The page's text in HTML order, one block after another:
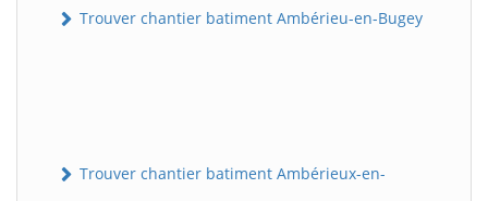
Trouver chantier batiment Ambérieu-en-Bugey
Trouver chantier batiment Ambérieux-en-